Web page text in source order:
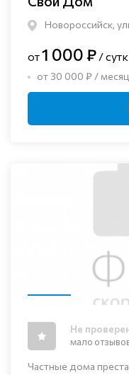
Новороссийск,
от1 000 ₽ /
от 30 000 ₽ / месяц
Частные дома
Не
мало